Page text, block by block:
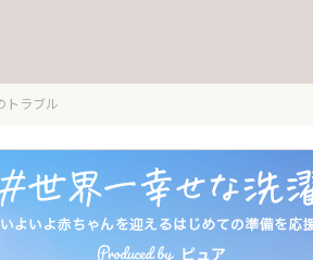
トラブル